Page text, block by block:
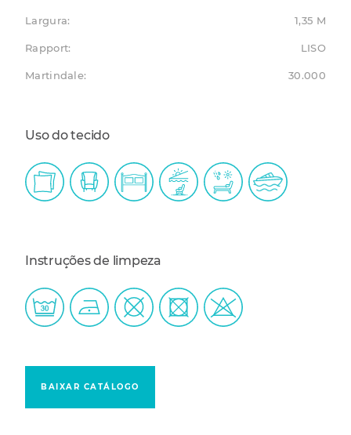
Largura: 1,35 M
Rapport: LISO
Martindale: 30.000
Uso do tecido
Instruções de limpeza
BAIXAR CATÁLOGO